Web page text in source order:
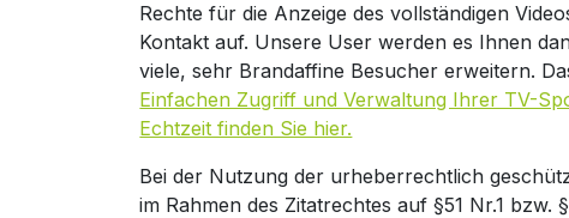
Rechte für die Anzeige des vollständigen
Kontakt auf. Unsere User werden es Ihnen
viele, sehr Brandaffine Besucher erweitern.
Einfachen Zugriff und Verwaltung Ihrer TV-
Echtzeit finden Sie hier.
Bei der Nutzung der urheberrechtlich
im Rahmen des Zitatrechtes auf §51 Nr.1 bzw.